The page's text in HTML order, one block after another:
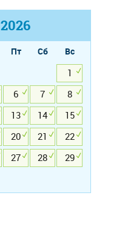
2026
Пт Сб
Вс
1
6 7
8
13 14
15
20 21
22
27 28
29